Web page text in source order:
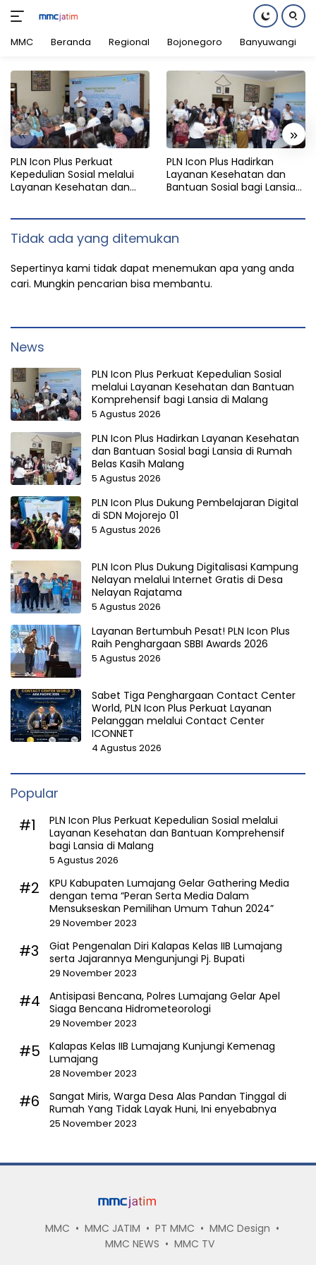
konten
MMC Beranda Regional Bojonegoro Banyuwangi
« »
PLN Icon Plus Perkuat
Kepedulian Sosial melalui
Layanan Kesehatan dan
PLN Icon Plus Hadirkan
Layanan Kesehatan dan
Bantuan Sosial bagi Lansia
Tidak ada yang ditemukan
Sepertinya kami tidak dapat menemukan apa yang anda
cari. Mungkin pencarian bisa membantu.
News
PLN Icon Plus Perkuat Kepedulian Sosial
melalui Layanan Kesehatan dan Bantuan
Komprehensif bagi Lansia di Malang
5 Agustus 2026
PLN Icon Plus Hadirkan Layanan Kesehatan
dan Bantuan Sosial bagi Lansia di Rumah
Belas Kasih Malang
5 Agustus 2026
PLN Icon Plus Dukung Pembelajaran Digital
di SDN Mojorejo 01
5 Agustus 2026
PLN Icon Plus Dukung Digitalisasi Kampung
Nelayan melalui Internet Gratis di Desa
Nelayan Rajatama
5 Agustus 2026
Layanan Bertumbuh Pesat! PLN Icon Plus
Raih Penghargaan SBBI Awards 2026
5 Agustus 2026
Sabet Tiga Penghargaan Contact Center
World, PLN Icon Plus Perkuat Layanan
Pelanggan melalui Contact Center
ICONNET
4 Agustus 2026
Popular
#1
PLN Icon Plus Perkuat Kepedulian Sosial melalui
Layanan Kesehatan dan Bantuan Komprehensif
bagi Lansia di Malang
5 Agustus 2026
#2
KPU Kabupaten Lumajang Gelar Gathering Media
dengan tema “Peran Serta Media Dalam
Mensukseskan Pemilihan Umum Tahun 2024”
29 November 2023
#3
Giat Pengenalan Diri Kalapas Kelas IIB Lumajang
serta Jajarannya Mengunjungi Pj. Bupati
29 November 2023
#4
Antisipasi Bencana, Polres Lumajang Gelar Apel
Siaga Bencana Hidrometeorologi
29 November 2023
#5
Kalapas Kelas IIB Lumajang Kunjungi Kemenag
Lumajang
28 November 2023
#6
Sangat Miris, Warga Desa Alas Pandan Tinggal di
Rumah Yang Tidak Layak Huni, Ini enyebabnya
25 November 2023
MMC MMC JATIM PT MMC
MMC Design
MMC NEWS
MMC TV